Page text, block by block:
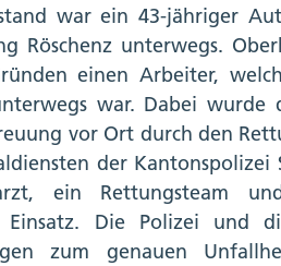
war ein 43-jähriger
Röschenz unterwegs.
einen Arbeiter,
war. Dabei
vor Ort durch den
der
ein Rettungsteam
Einsatz. Die Polizei und
zum genauen